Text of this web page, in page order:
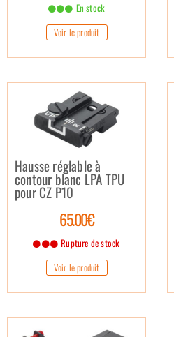
En stock
Voir le produit
Hausse réglable à
contour blanc LPA TPU
pour CZ P10
65.00€
Rupture de stock
Voir le produit